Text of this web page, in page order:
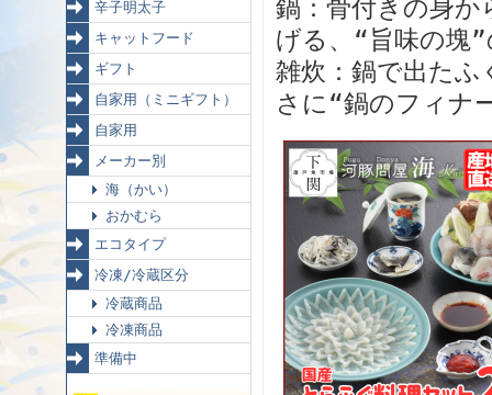
辛子明太子
キャットフード
ギフト
自家用（ミニギフト）
自家用
メーカー別
海（かい）
おかむら
エコタイプ
冷凍/冷蔵区分
冷蔵商品
冷凍商品
準備中
鍋：骨付きの身
げる、“旨味の塊
雑炊：鍋で出た
さに“鍋のフィナ